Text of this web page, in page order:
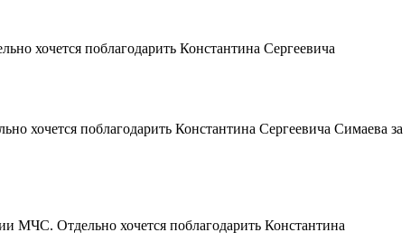
хочется поблагодарить Константина Сергеевича
хочется поблагодарить Константина Сергеевича Симаева за
Отдельно хочется поблагодарить Константина